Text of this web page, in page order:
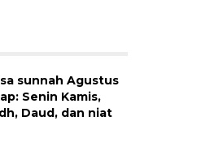
sunnah Agustus
Senin Kamis,
Daud, dan niat